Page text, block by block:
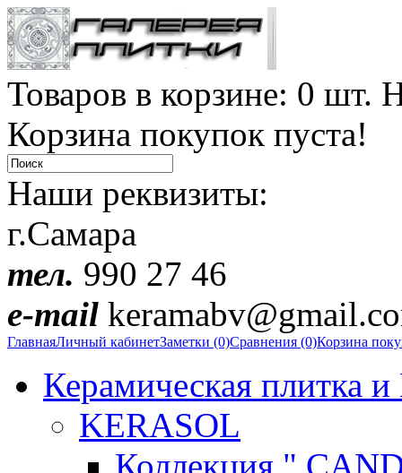
Товаров в корзине: 0 шт.
Корзина покупок пуста!
Наши реквизиты:
г.Самара
тел. 990 27 46
e-mail
ГлавнаяЛичный кабинетЗаметки (0)Сравнения (0)Корзина
Керамическая плитка
KERASOL